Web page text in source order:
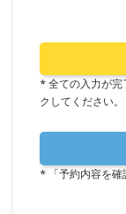
* 全ての入力が完
クしてください。
* 「予約内容を確